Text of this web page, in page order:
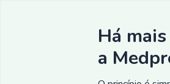
Há
a